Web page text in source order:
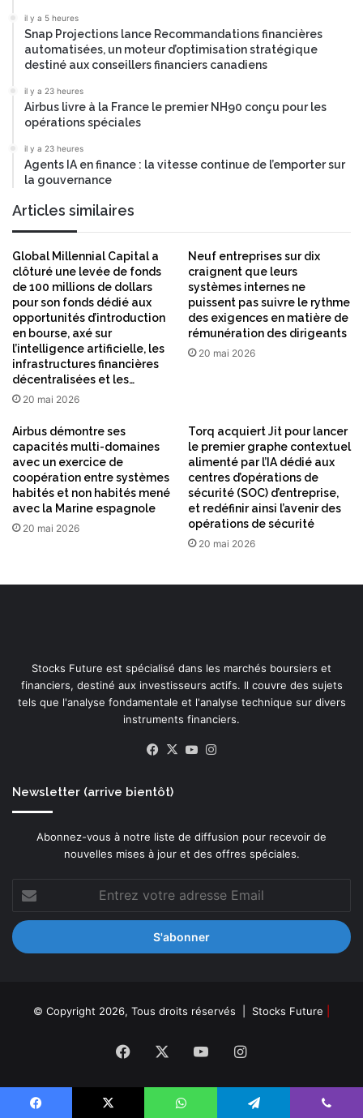
il y a 5 heures
Snap Projections lance Recommandations financières
automatisées, un moteur d’optimisation stratégique
destiné aux conseillers financiers canadiens
il y a 23 heures
Airbus livre à la France le premier NH90 conçu pour les
opérations spéciales
il y a 23 heures
Agents IA en finance : la vitesse continue de l’emporter sur
la gouvernance
Articles similaires
Global Millennial Capital a
clôturé une levée de fonds
de 100 millions de dollars
pour son fonds dédié aux
opportunités d’introduction
en bourse, axé sur
l’intelligence artificielle, les
infrastructures financières
décentralisées et les…
20 mai 2026
Neuf entreprises sur dix
craignent que leurs
systèmes internes ne
puissent pas suivre le rythme
des exigences en matière de
rémunération des dirigeants
20 mai 2026
Airbus démontre ses
capacités multi-domaines
avec un exercice de
coopération entre systèmes
habités et non habités mené
avec la Marine espagnole
20 mai 2026
Torq acquiert Jit pour lancer
le premier graphe contextuel
alimenté par l’IA dédié aux
centres d’opérations de
sécurité (SOC) d’entreprise,
et redéfinir ainsi l’avenir des
opérations de sécurité
20 mai 2026
Stocks Future est spécialisé dans les marchés boursiers et
financiers, destiné aux investisseurs actifs. Il couvre des sujets
tels que l'analyse fondamentale et l'analyse technique sur divers
instruments financiers.
Facebook
X YouTube
Newsletter (arrive bientôt)
Abonnez-vous à notre liste de diffusion pour recevoir de
nouvelles mises à jour et des offres spéciales.
votre
adresse
Email
© Copyright 2026, Tous droits réservés | Stocks Future
Facebook YouTubeInstagram